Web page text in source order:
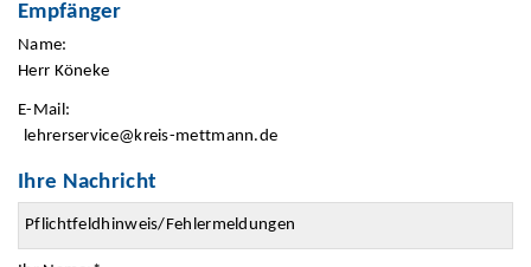
Empfänger
Name:
Herr Köneke
E-Mail:
lehrerservice@kreis-mettmann.de
Ihre Nachricht